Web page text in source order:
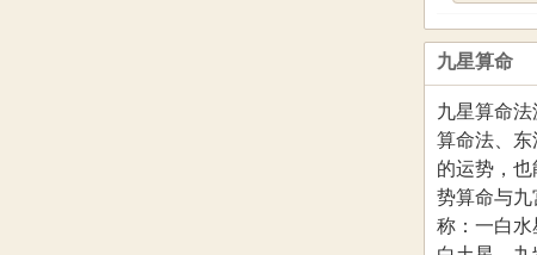
九星算命
九星算命
算命法、
的运势，
势算命与
称：一白水